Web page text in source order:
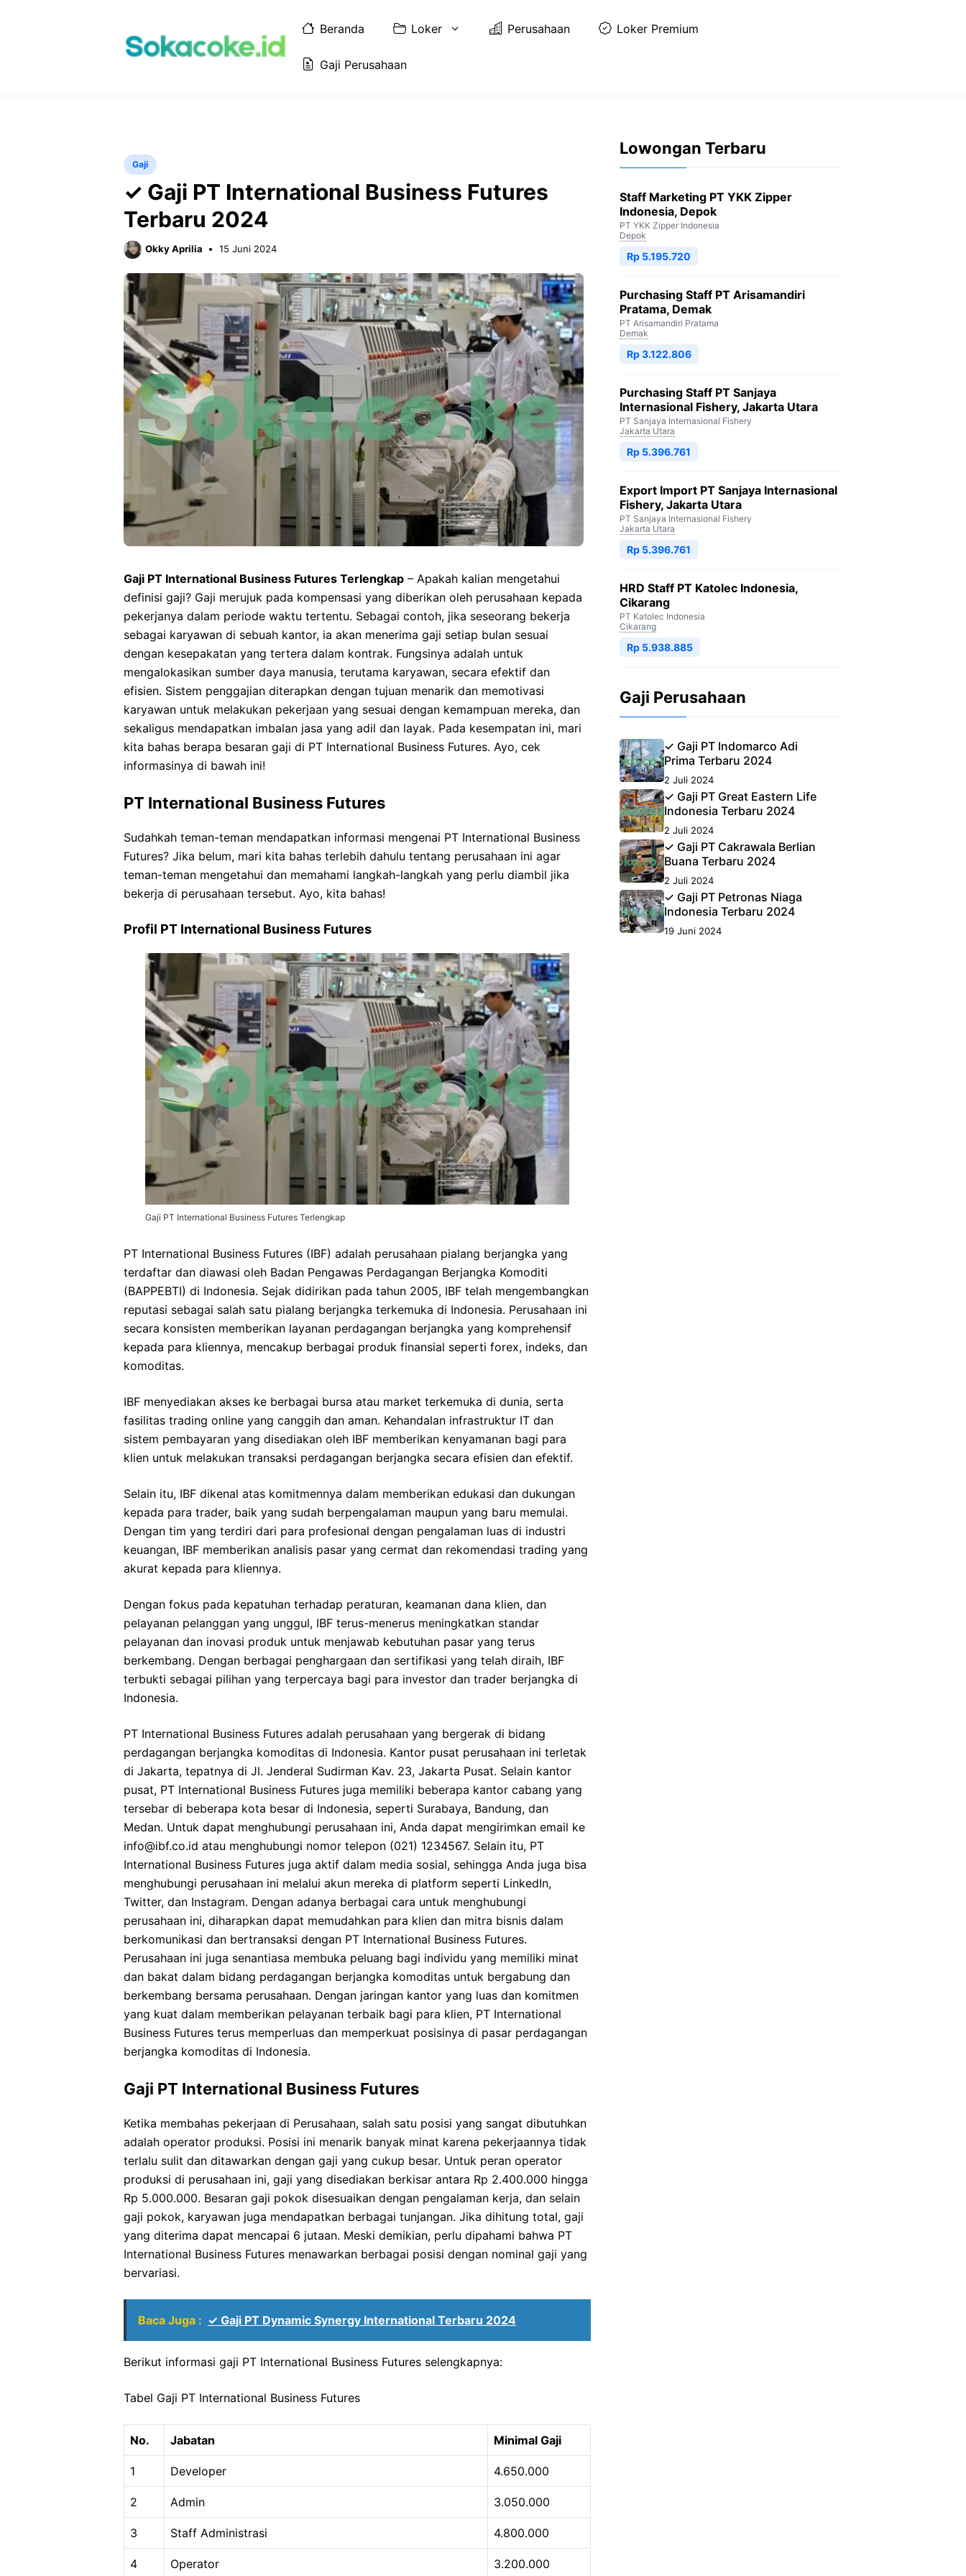
Beranda Loker Perusahaan Loker Premium
Gaji Perusahaan
Gaji
✓ Gaji PT International Business Futures
Terbaru 2024
Okky Aprilia 15 Juni 2024
Gaji PT International Business Futures Terlengkap – Apakah kalian mengetahui
definisi gaji? Gaji merujuk pada kompensasi yang diberikan oleh perusahaan kepada
pekerjanya dalam periode waktu tertentu. Sebagai contoh, jika seseorang bekerja
sebagai karyawan di sebuah kantor, ia akan menerima gaji setiap bulan sesuai
dengan kesepakatan yang tertera dalam kontrak. Fungsinya adalah untuk
mengalokasikan sumber daya manusia, terutama karyawan, secara efektif dan
efisien. Sistem penggajian diterapkan dengan tujuan menarik dan memotivasi
karyawan untuk melakukan pekerjaan yang sesuai dengan kemampuan mereka, dan
sekaligus mendapatkan imbalan jasa yang adil dan layak. Pada kesempatan ini, mari
kita bahas berapa besaran gaji di PT International Business Futures. Ayo, cek
informasinya di bawah ini!
PT International Business Futures
Sudahkah teman-teman mendapatkan informasi mengenai PT International Business
Futures? Jika belum, mari kita bahas terlebih dahulu tentang perusahaan ini agar
teman-teman mengetahui dan memahami langkah-langkah yang perlu diambil jika
bekerja di perusahaan tersebut. Ayo, kita bahas!
Profil PT International Business Futures
Gaji PT International Business Futures Terlengkap
PT International Business Futures (IBF) adalah perusahaan pialang berjangka yang
terdaftar dan diawasi oleh Badan Pengawas Perdagangan Berjangka Komoditi
(BAPPEBTI) di Indonesia. Sejak didirikan pada tahun 2005, IBF telah mengembangkan
reputasi sebagai salah satu pialang berjangka terkemuka di Indonesia. Perusahaan ini
secara konsisten memberikan layanan perdagangan berjangka yang komprehensif
kepada para kliennya, mencakup berbagai produk finansial seperti forex, indeks, dan
komoditas.
IBF menyediakan akses ke berbagai bursa atau market terkemuka di dunia, serta
fasilitas trading online yang canggih dan aman. Kehandalan infrastruktur IT dan
sistem pembayaran yang disediakan oleh IBF memberikan kenyamanan bagi para
klien untuk melakukan transaksi perdagangan berjangka secara efisien dan efektif.
Selain itu, IBF dikenal atas komitmennya dalam memberikan edukasi dan dukungan
kepada para trader, baik yang sudah berpengalaman maupun yang baru memulai.
Dengan tim yang terdiri dari para profesional dengan pengalaman luas di industri
keuangan, IBF memberikan analisis pasar yang cermat dan rekomendasi trading yang
akurat kepada para kliennya.
Dengan fokus pada kepatuhan terhadap peraturan, keamanan dana klien, dan
pelayanan pelanggan yang unggul, IBF terus-menerus meningkatkan standar
pelayanan dan inovasi produk untuk menjawab kebutuhan pasar yang terus
berkembang. Dengan berbagai penghargaan dan sertifikasi yang telah diraih, IBF
terbukti sebagai pilihan yang terpercaya bagi para investor dan trader berjangka di
Indonesia.
PT International Business Futures adalah perusahaan yang bergerak di bidang
perdagangan berjangka komoditas di Indonesia. Kantor pusat perusahaan ini terletak
di Jakarta, tepatnya di Jl. Jenderal Sudirman Kav. 23, Jakarta Pusat. Selain kantor
pusat, PT International Business Futures juga memiliki beberapa kantor cabang yang
tersebar di beberapa kota besar di Indonesia, seperti Surabaya, Bandung, dan
Medan. Untuk dapat menghubungi perusahaan ini, Anda dapat mengirimkan email ke
info@ibf.co.id atau menghubungi nomor telepon (021) 1234567. Selain itu, PT
International Business Futures juga aktif dalam media sosial, sehingga Anda juga bisa
menghubungi perusahaan ini melalui akun mereka di platform seperti LinkedIn,
Twitter, dan Instagram. Dengan adanya berbagai cara untuk menghubungi
perusahaan ini, diharapkan dapat memudahkan para klien dan mitra bisnis dalam
berkomunikasi dan bertransaksi dengan PT International Business Futures.
Perusahaan ini juga senantiasa membuka peluang bagi individu yang memiliki minat
dan bakat dalam bidang perdagangan berjangka komoditas untuk bergabung dan
berkembang bersama perusahaan. Dengan jaringan kantor yang luas dan komitmen
yang kuat dalam memberikan pelayanan terbaik bagi para klien, PT International
Business Futures terus memperluas dan memperkuat posisinya di pasar perdagangan
berjangka komoditas di Indonesia.
Gaji PT International Business Futures
Ketika membahas pekerjaan di Perusahaan, salah satu posisi yang sangat dibutuhkan
adalah operator produksi. Posisi ini menarik banyak minat karena pekerjaannya tidak
terlalu sulit dan ditawarkan dengan gaji yang cukup besar. Untuk peran operator
produksi di perusahaan ini, gaji yang disediakan berkisar antara Rp 2.400.000 hingga
Rp 5.000.000. Besaran gaji pokok disesuaikan dengan pengalaman kerja, dan selain
gaji pokok, karyawan juga mendapatkan berbagai tunjangan. Jika dihitung total, gaji
yang diterima dapat mencapai 6 jutaan. Meski demikian, perlu dipahami bahwa PT
International Business Futures menawarkan berbagai posisi dengan nominal gaji yang
bervariasi.
Baca Juga : ✓ Gaji PT Dynamic Synergy International Terbaru 2024
Berikut informasi gaji PT International Business Futures selengkapnya:
Tabel Gaji PT International Business Futures
No. Jabatan Minimal Gaji
1 Developer 4.650.000
2 Admin 3.050.000
3 Staff Administrasi 4.800.000
4 Operator 3.200.000
Lowongan Terbaru
Staff Marketing PT YKK Zipper
Indonesia, Depok
PT YKK Zipper Indonesia
Depok
Rp 5.195.720
Purchasing Staff PT Arisamandiri
Pratama, Demak
PT Arisamandiri Pratama
Demak
Rp 3.122.806
Purchasing Staff PT Sanjaya
Internasional Fishery, Jakarta Utara
PT Sanjaya Internasional Fishery
Jakarta Utara
Rp 5.396.761
Export Import PT Sanjaya Internasional
Fishery, Jakarta Utara
PT Sanjaya Internasional Fishery
Jakarta Utara
Rp 5.396.761
HRD Staff PT Katolec Indonesia,
Cikarang
PT Katolec Indonesia
Cikarang
Rp 5.938.885
Gaji Perusahaan
✓ Gaji PT Indomarco Adi
Prima Terbaru 2024
2 Juli 2024
✓ Gaji PT Great Eastern Life
Indonesia Terbaru 2024
2 Juli 2024
✓ Gaji PT Cakrawala Berlian
Buana Terbaru 2024
2 Juli 2024
✓ Gaji PT Petronas Niaga
Indonesia Terbaru 2024
19 Juni 2024